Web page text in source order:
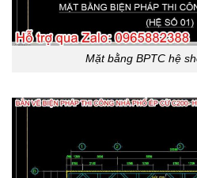
Mặt bằng BPTC hệ